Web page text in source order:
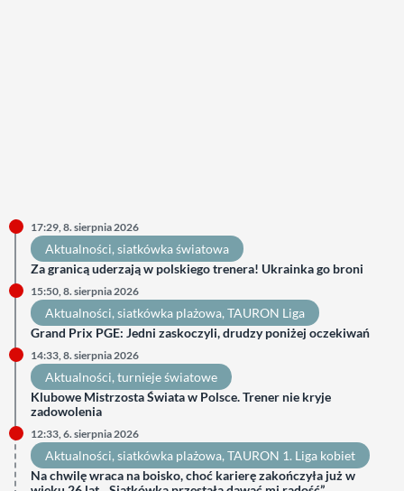
17:29, 8. sierpnia 2026
Aktualności, siatkówka światowa
Za granicą uderzają w polskiego trenera! Ukrainka go broni
15:50, 8. sierpnia 2026
Aktualności, siatkówka plażowa, TAURON Liga
Grand Prix PGE: Jedni zaskoczyli, drudzy poniżej oczekiwań
14:33, 8. sierpnia 2026
Aktualności, turnieje światowe
Klubowe Mistrzosta Świata w Polsce. Trener nie kryje
zadowolenia
12:33, 6. sierpnia 2026
Aktualności, siatkówka plażowa, TAURON 1. Liga kobiet
Na chwilę wraca na boisko, choć karierę zakończyła już w